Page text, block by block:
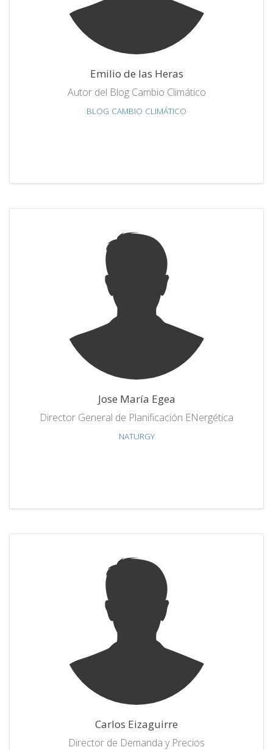
Emilio de las Heras
Autor del Blog Cambio Climático
BLOG CAMBIO CLIMÁTICO
Jose María Egea
Director General de Planificación ENergética
NATURGY
Carlos Eizaguirre
Director de Demanda y Precios